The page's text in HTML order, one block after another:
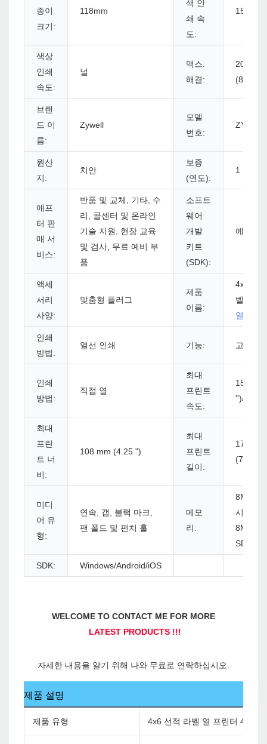
종이
크기:
118mm
색 인
쇄 속
도:
색상
인쇄
속도:
널
맥스.
해결:
203dpi
(8dots/
브랜
드 이
름:
Zywell
모델
번호:
ZY909-
원산
지:
치안
보증
(연도):
1 년
애프
터 판
매 서
비스:
반품 및 교체, 기타, 수
리, 콜센터 및 온라인
기술 지원, 현장 교육
및 검사, 무료 예비 부
품
소프트
웨어
개발
키트
(SDK):
예
액세
서리
사양:
맞춤형 플러그
제품
이름:
4x6 선
벨 프린
열 프린
인쇄
방법:
열선 인쇄 기능: 고해상
인쇄
방법:
직접 열
최대
프린트
속도:
152
'')/s max
최대
프린
트 너
비:
108 mm (4.25 ")
최대
프린트
길이:
1778
(70 ")
미디
어 유
형:
연속, 갭, 블랙 마크,
팬 폴드 및 펀치 홀
메모
리:
8MB 플
시 메모
8MB
SDRAM
SDK: Windows/Android/iOS
제품 설명
제품 유형 4x6 선적 라벨 열 프린터 4 인